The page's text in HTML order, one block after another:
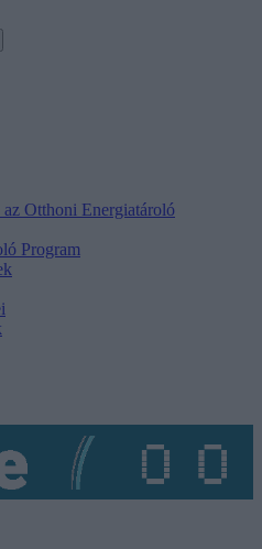
Otthoni Energiatároló
Program